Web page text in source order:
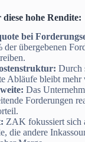
hohe Rendite:
bei
der übergebenen
Durch
Abläufe bleibt mehr
Das
Forderungen
ZAK fokussiert sich
die andere